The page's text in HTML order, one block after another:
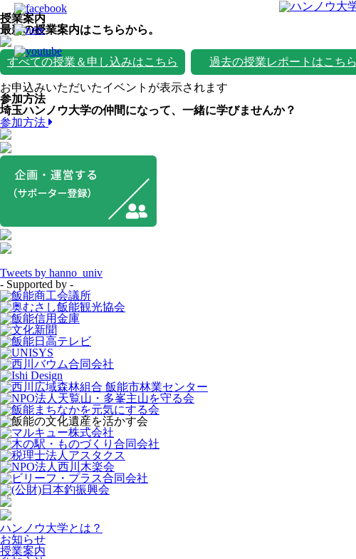
授業案内
最新の授業案内はこちらから。
すべての授業＆申し込みはこちら 過去の授業レポートはこちら
お申込みいただいたイベントが表示されます
参加方法
埼玉ハンノウ大学の仲間になって、一緒に学びませんか？
参加方法
Tweets by hanno_univ
- Supported by -
ハンノウ大学とは？
お知らせ
授業案内